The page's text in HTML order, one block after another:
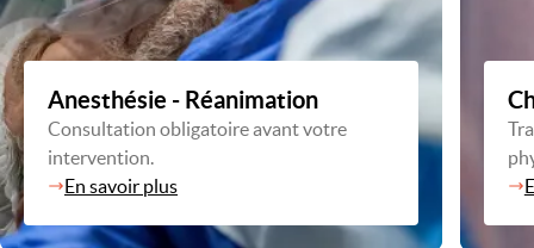
Anesthésie - Réanimation
Consultation obligatoire avant votre
intervention.
En savoir plus